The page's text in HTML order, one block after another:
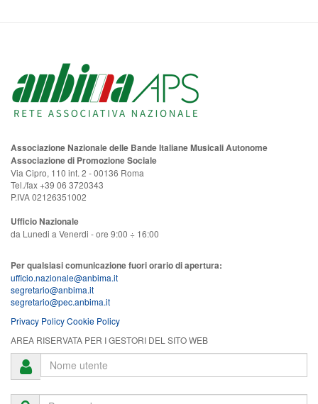
Associazione Nazionale delle Bande Italiane Musicali Autonome
Associazione di Promozione Sociale
Via Cipro, 110 int. 2 - 00136 Roma
Tel./fax +39 06 3720343
P.IVA 02126351002
Ufficio Nazionale
da Lunedi a Venerdi - ore 9:00 ÷ 16:00
Per qualsiasi comunicazione fuori orario di apertura:
ufficio.nazionale@anbima.it
segretario@anbima.it
segretario@pec.anbima.it
Privacy PolicyCookie Policy
AREA RISERVATA PER I GESTORI DEL SITO WEB